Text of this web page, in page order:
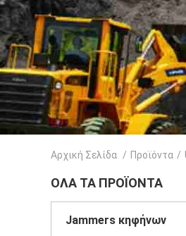
Αρχική Σελίδα / Προϊόντα /
ΌΛΑ ΤΑ ΠΡΟΪΌΝΤΑ
Jammers κηφήνων